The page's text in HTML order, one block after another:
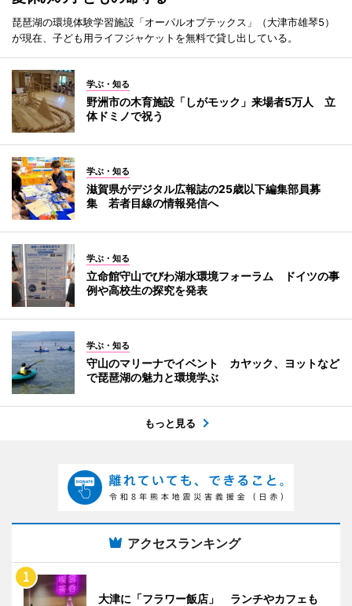
琵琶湖の環境体験学習施設「オーパルオプテックス」（大津市雄琴5）
が現在、子ども用ライフジャケットを無料で貸し出している。
学ぶ・知る
野洲市の木育施設「しがモック」来場者5万人 立
体ドミノで祝う
学ぶ・知る
滋賀県がデジタル広報誌の25歳以下編集部員募
集 若者目線の情報発信へ
学ぶ・知る
立命館守山でびわ湖水環境フォーラム ドイツの事
例や高校生の探究を発表
学ぶ・知る
守山のマリーナでイベント カヤック、ヨットなど
で琵琶湖の魅力と環境学ぶ
もっと見る
アクセスランキング
大津に「フラワー飯店」 ランチやカフェも